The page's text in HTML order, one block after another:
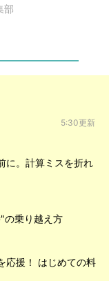
部
5:30更新
に。計算ミスを折れ
の乗り越え方
応援！ はじめての料